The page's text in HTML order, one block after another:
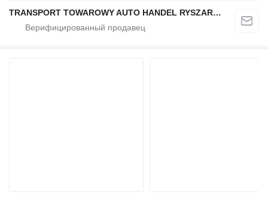
TRANSPORT TOWAROWY AUTO HANDEL RYSZARD NOWAK